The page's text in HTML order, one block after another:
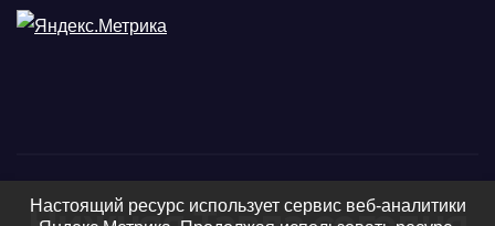
Настоящий ресурс использует сервис веб-аналитики